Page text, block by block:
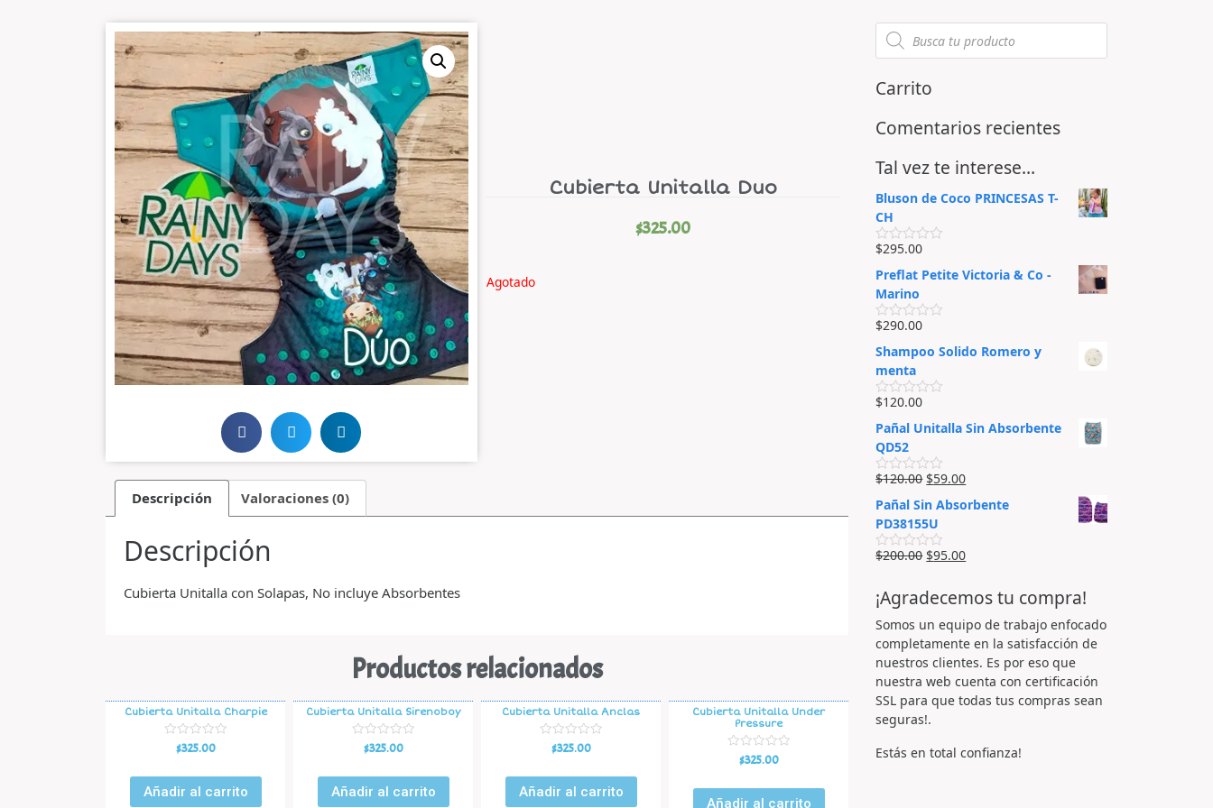
Cubierta Unitalla Duo
$325.00
Agotado
Descripción Valoraciones (0)
Descripción
Cubierta Unitalla con Solapas, No incluye Absorbentes
Productos relacionados
Cubierta Unitalla Charpie
o
r
a
$325.00
Añadir al carrito
Cubierta Unitalla Sirenoboy
o
r
a
$325.00
Añadir al carrito
Cubierta Unitalla Anclas
o
r
a
$325.00
Añadir al carrito
Cubierta Unitalla Under
Pressure
o
r
$325.00
Añadir al carrito
Carrito
Comentarios recientes
Tal vez te interese…
Bluson de Coco PRINCESAS T-
CH
V
l
o
r
a
d
e
n
0
d
e
$295.00
Preflat Petite Victoria & Co -
Marino
V
l
o
r
a
d
e
n
0
d
e
$290.00
Shampoo Solido Romero y
menta
V
l
o
r
a
d
e
n
0
d
e
$120.00
Pañal Unitalla Sin Absorbente
QD52
V
l
o
r
a
d
n
0
d
e
5
$120.00 $59.00
Pañal Sin Absorbente
PD38155U
V
o
r
a
o
e
0
d
5
$200.00 $95.00
¡Agradecemos tu compra!
Somos un equipo de trabajo enfocado
completamente en la satisfacción de
nuestros clientes. Es por eso que
nuestra web cuenta con certificación
SSL para que todas tus compras sean
seguras!.
Estás en total confianza!